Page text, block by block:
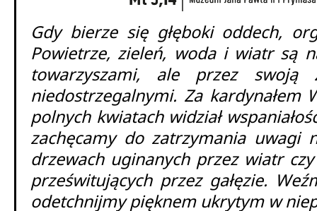
Gdy bierze się głęboki oddech,
Powietrze, zieleń, woda i wiatr są
towarzyszami, ale przez swoją
niedostrzegalnymi. Za kardynałem
polnych kwiatach widział
zachęcamy do zatrzymania uwagi
drzewach uginanych przez wiatr
prześwitujących przez gałęzie.
odetchnijmy pięknem ukrytym w